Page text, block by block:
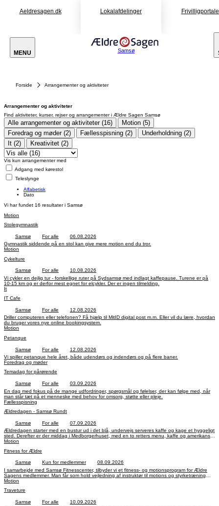
Aeldresagen.dk Lokalafdelinger
MENU Samsø
Forside Arrangementer og aktiviteter
Arrangementer og aktiviteter
Find aktiviteter, kurser, rejser og arrangementer i Ældre Sagen Samsø
Alle arrangementer og aktiviteter (16)
Motion (5)
Foredrag og møder (2)
Fællesspisning (2)
Underholdning (2)
It (2)
Kreativitet (2)
Vis kun arrangementer med
Adgang med kørestol
Teleslynge
Alfabetisk
Dato
Vi har fundet 16 resultater i Samsø
Motion
Stolegymnastik
Samsø For alle
06.08.2026
Gymnastik siddende på en stol kan give mere motion end du tror.
Motion
Cykelture
Samsø For alle
10.08.2026
Vi cykler en dejlig tur - forskellige ruter på Sydsamsø med indlagt kaffepause. Turene er på
10-15 km og er derfor mest egnet for elcykler. Der er ingen tilmelding.
It
IT Cafe
Samsø For alle
12.08.2026
Driller computeren eller telefonen? Få hjælp til MitID digital post m.m. Eller vil du lære, hvordan
du bruger vores nye online bookingsystem.
Motion
Petanque
Samsø For alle
12.08.2026
Vi spiller petanque hele året, både udendørs og indendørs og på flere baner.
Foredrag og møder
Temadag for pårørende
Samsø For alle
03.09.2026
En dag med fokus på de mange udfordringer, spørgsmål og følelser, der kan følge med, når
man står tæt på et menneske med behov for omsorg, støtte eller pleje.
Fællesspisning
Ældredagen - Samsø Rundt
Samsø For alle
07.09.2026
Ældredagen starter med en bustur ud i det blå, undervejs serveres kaffe og kage et hyggeligt
sted. Derefter er der middag i Medborgerhuset, med en to retters menu, kaffe og amerikansk
lotteri.
Motion
Fitness for Ældre
Samsø Kun for medlemmer
08.09.2026
I samarbejde med Samsø Fitnesscenter, tilbyder vi et fitness- og motionsprogram for Ældre
Sagens medlemmer. Man får som hold vejledning af instruktør til motions og styrketræning
Motion
Traveture
Samsø For alle
10.09.2026